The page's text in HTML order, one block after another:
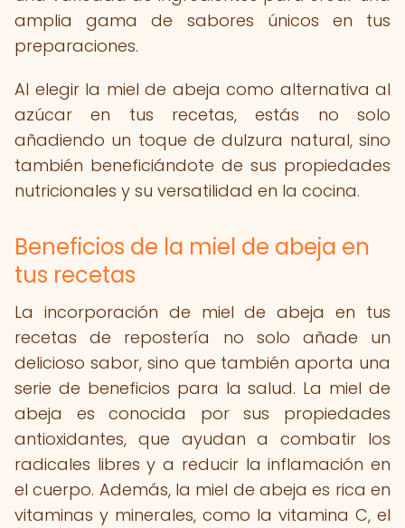
amplia gama de sabores únicos en tus
preparaciones.
Al elegir la miel de abeja como alternativa al
azúcar en tus recetas, estás no solo
añadiendo un toque de dulzura natural, sino
también beneficiándote de sus propiedades
nutricionales y su versatilidad en la cocina.
Beneficios de la miel de abeja en
tus recetas
La incorporación de miel de abeja en tus
recetas de repostería no solo añade un
delicioso sabor, sino que también aporta una
serie de beneficios para la salud. La miel de
abeja es conocida por sus propiedades
antioxidantes, que ayudan a combatir los
radicales libres y a reducir la inflamación en
el cuerpo. Además, la miel de abeja es rica en
vitaminas y minerales, como la vitamina C, el